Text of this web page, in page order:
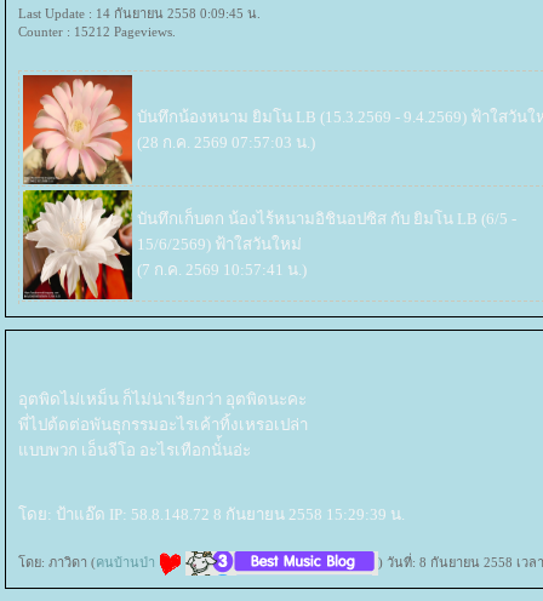
Last Update : 14 กันยายน 2558 0:09:45 น.
Counter : 15212 Pageviews.
บันทึกน้องหนาม ยิมโน LB (15.3.2569 - 9.4.2569) ฟ้าใสวันใ
(28 ก.ค. 2569 07:57:03 น.)
บันทึกเก็บตก น้องไร้หนามอิชินอปซิส กับ ยิมโน LB (6/5 -
15/6/2569) ฟ้าใสวันใหม่
(7 ก.ค. 2569 10:57:41 น.)
อุตพิดไม่เหม็น ก็ไม่น่าเรียกว่า อุตพิดนะคะ
พี่ไปต้ดต่อพันธุกรรมอะไรเค้าทิ้งเหรอเปล่า
บบพวก เอ็นจีโอ อะไรเทือกนั่้นอ่ะ
ดย: ป้าแอ๊ด IP: 58.8.148.72 8 กันยายน 2558 15:29:39 น.
ดย: ภาวิดา (คนบ้านป่า ) วันที่: 8 กันยายน 2558 เวล